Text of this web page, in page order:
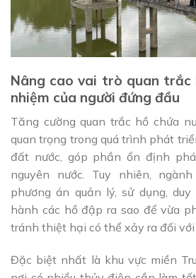
Nâng cao vai trò quan trắc
nhiệm của người đứng đầu
Tăng cường quan trắc hồ chứa
quan trọng trong quá trình phát
đất nước, góp phần ổn định
nguyên nước. Tuy nhiên,
phương án quản lý, sử dụng,
hành các hồ đập ra sao để vừa
tránh thiệt hại có thể xảy ra đối với
Đặc biệt nhất là khu vực miền